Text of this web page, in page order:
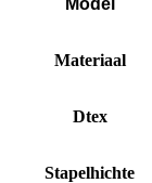
Materiaal
Dtex
Stapelhichte